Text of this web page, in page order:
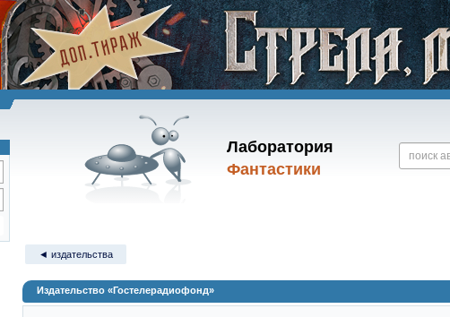
Лаборатория
Фантастики
◄ издательства
Издательство «Гостелерадиофонд»